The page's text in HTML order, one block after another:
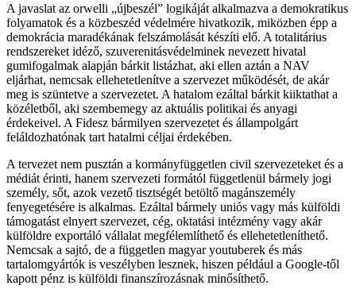
A javaslat az orwelli „újbeszél” logikáját alkalmazva a demokratikus
folyamatok és a közbeszéd védelmére hivatkozik, miközben épp a
demokrácia maradékának felszámolását készíti elő. A totalitárius
rendszereket idéző, szuverenitásvédelminek nevezett hivatal
gumifogalmak alapján bárkit listázhat, aki ellen aztán a NAV
eljárhat, nemcsak ellehetetlenítve a szervezet működését, de akár
meg is szüntetve a szervezetet. A hatalom ezáltal bárkit kiiktathat a
közéletből, aki szembemegy az aktuális politikai és anyagi
érdekeivel. A Fidesz bármilyen szervezetet és állampolgárt
feláldozhatónak tart hatalmi céljai érdekében.
A tervezet nem pusztán a kormányfüggetlen civil szervezeteket és a
médiát érinti, hanem szervezeti formától függetlenül bármely jogi
személy, sőt, azok vezető tisztségét betöltő magánszemély
fenyegetésére is alkalmas. Ezáltal bármely uniós vagy más külföldi
támogatást elnyert szervezet, cég, oktatási intézmény vagy akár
külföldre exportáló vállalat megfélemlíthető és ellehetetleníthető.
Nemcsak a sajtó, de a független magyar youtuberek és más
tartalomgyártók is veszélyben lesznek, hiszen például a Google-től
kapott pénz is külföldi finanszírozásnak minősíthető.